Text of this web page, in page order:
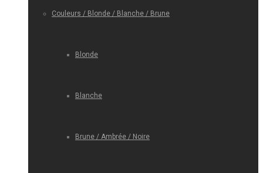
Couleurs / Blonde / Blanche / Brune
Blonde
Blanche
Brune / Ambrée / Noire